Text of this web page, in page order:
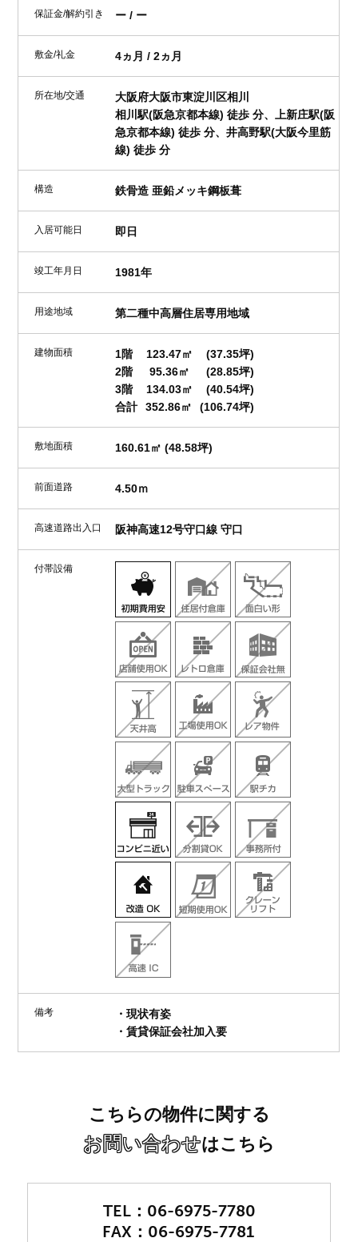
保証金/解約引き ー / ー
敷金/礼金 4ヵ月 / 2ヵ月
所在地/交通
大阪府大阪市東淀川区相川
相川駅(阪急京都本線) 徒歩 分、上新庄駅(阪
急京都本線) 徒歩 分、井高野駅(大阪今里筋
線) 徒歩 分
構造 鉄骨造 亜鉛メッキ鋼板葺
入居可能日 即日
竣工年月日 1981年
用途地域 第二種中高層住居専用地域
建物面積 1階 123.47㎡
(37.35坪)
2階
95.36㎡
(28.85坪)
3階
134.03㎡
(40.54坪)
合計
352.86㎡ (106.74坪)
敷地面積 160.61㎡ (48.58坪)
前面道路 4.50ｍ
高速道路出入口 阪神高速12号守口線 守口
付帯設備
備考
・現状有姿
・賃貸保証会社加入要
こちらの物件に関する
お問い合わせはこちら
06-6975-7780
06-6975-7781